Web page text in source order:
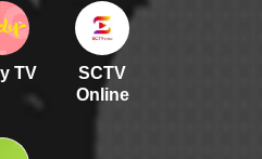
TV
SCTV
Online